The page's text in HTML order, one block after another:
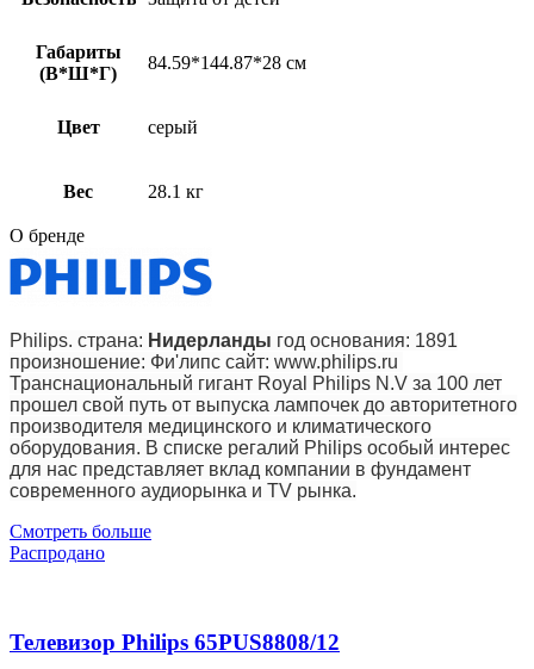
Габариты
(В*Ш*Г)
84.59*144.87*28 см
Цвет серый
Вес 28.1 кг
О бренде
Philips. страна: Нидерланды год основания: 1891
произношение: Фи'липс сайт: www.philips.ru
Транснациональный гигант Royal Philips N.V за 100 лет
прошел свой путь от выпуска лампочек до авторитетного
производителя медицинского и климатического
оборудования. В списке регалий Philips особый интерес
для нас представляет вклад компании в фундамент
современного аудиорынка и TV рынка.
Смотреть больше
Распродано
Телевизор Philips 65PUS8808/12